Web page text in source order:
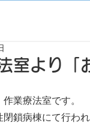
室より「
業療法室です。
鎖病棟にて行わ